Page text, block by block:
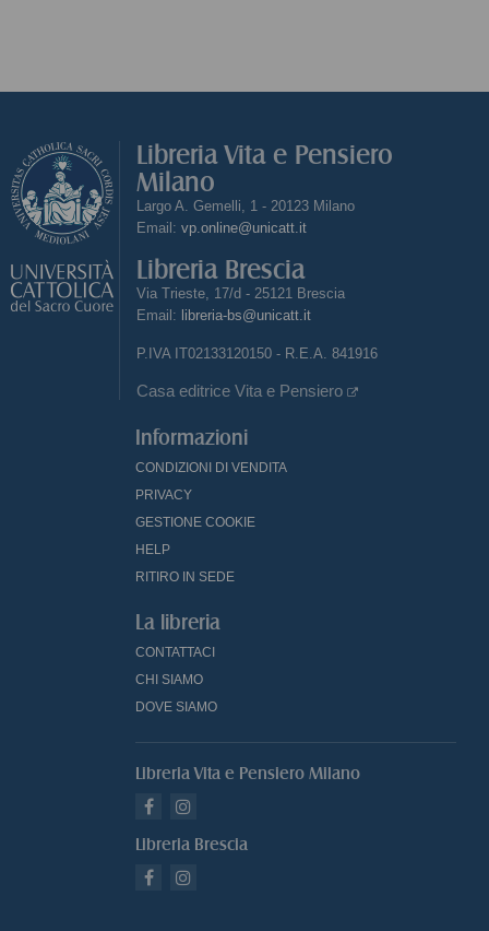
Libreria Vita e Pensiero
Milano
Largo A. Gemelli, 1 - 20123 Milano
Email: vp.online@unicatt.it
Libreria Brescia
Via Trieste, 17/d - 25121 Brescia
Email: libreria-bs@unicatt.it
P.IVA IT02133120150 - R.E.A. 841916
Casa editrice Vita e Pensiero
Informazioni
CONDIZIONI DI VENDITA
PRIVACY
GESTIONE COOKIE
HELP
RITIRO IN SEDE
La libreria
CONTATTACI
CHI SIAMO
DOVE SIAMO
Libreria Vita e Pensiero Milano
Libreria Brescia